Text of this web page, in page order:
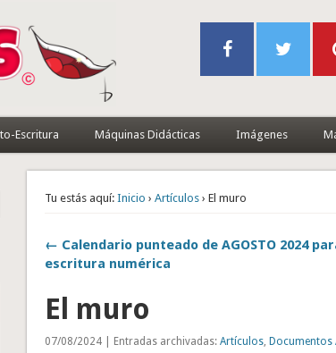
Escritura Máquinas Didácticas Imágenes
Tu estás aquí: Inicio ›Artículos › El muro
← Calendario punteado de AGOSTO 2024
escritura numérica
El muro
07/08/2024 | Entradas archivadas:Artículos,Documentos